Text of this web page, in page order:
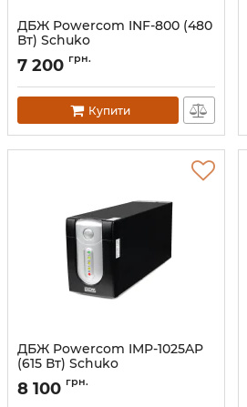
ДБЖ Powercom INF-800 (480
Вт) Schuko
Артикул: 00012522
7 200 грн.
Купити
ДБЖ Powercom IMP-1025AP
(615 Вт) Schuko
Артикул: 10070139
8 100 грн.